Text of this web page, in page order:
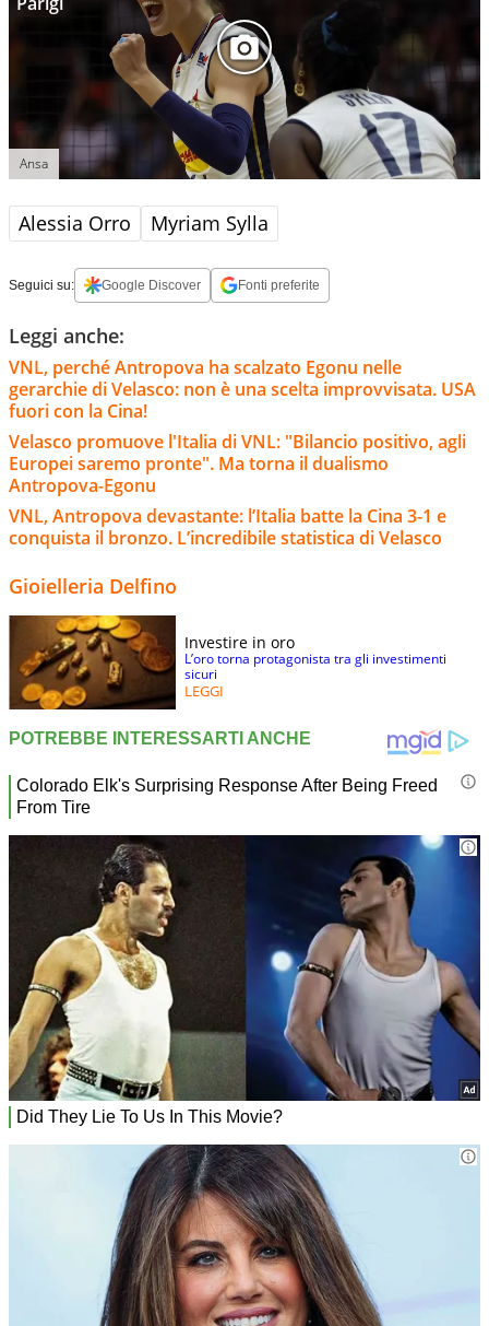
Ansa
Alessia Orro Myriam Sylla
Seguici su: Google Discover Fonti preferite
Leggi anche:
VNL, perché Antropova ha scalzato Egonu nelle
gerarchie di Velasco: non è una scelta improvvisata. USA
fuori con la Cina!
Velasco promuove l'Italia di VNL: "Bilancio positivo, agli
Europei saremo pronte". Ma torna il dualismo
Antropova-Egonu
VNL, Antropova devastante: l’Italia batte la Cina 3-1 e
conquista il bronzo. L’incredibile statistica di Velasco
Gioielleria Delfino
Investire in oro
L’oro torna protagonista tra gli investimenti
sicuri
LEGGI